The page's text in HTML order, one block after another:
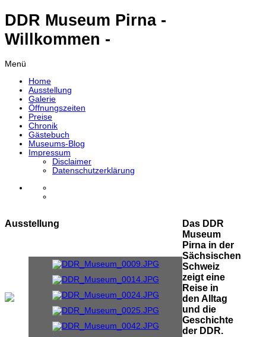
DDR Museum Pirna -
Willkommen -
Menü
Home
Ausstellung
Galerie
Öffnungszeiten
Preise
Chronik
Gästebuch
Museums-Blog
Impressum
Disclaimer
Datenschutzerklärung
Ausstellung
Das DDR
Museum
Pirna in der
Sächsischen
Schweiz
zeigt eine
Reise in
den Alltag
und die
Geschichte
der DDR.